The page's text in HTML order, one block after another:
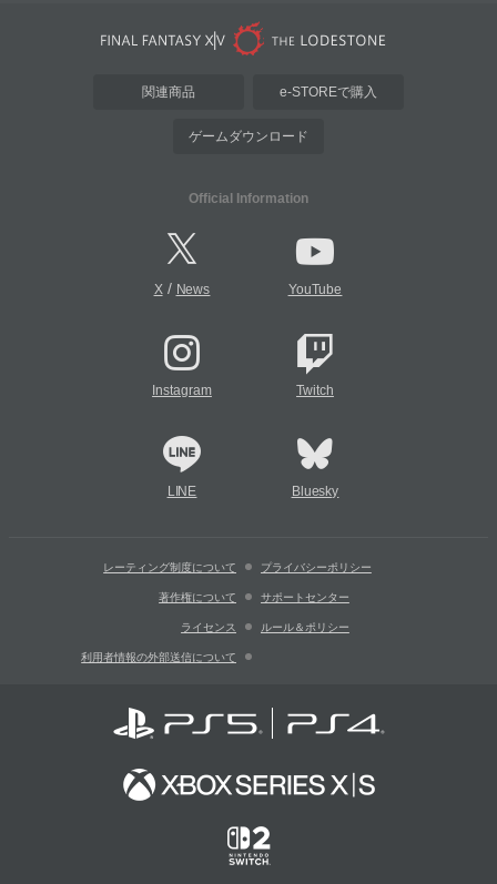
関連商品 e-STOREで購入
ゲームダウンロード
Official Information
X/ News YouTube
Instagram Twitch
LINE Bluesky
レーティング制度について プライバシーポリシー
著作権について サポートセンター
ライセンス ルール＆ポリシー
利用者情報の外部送信について